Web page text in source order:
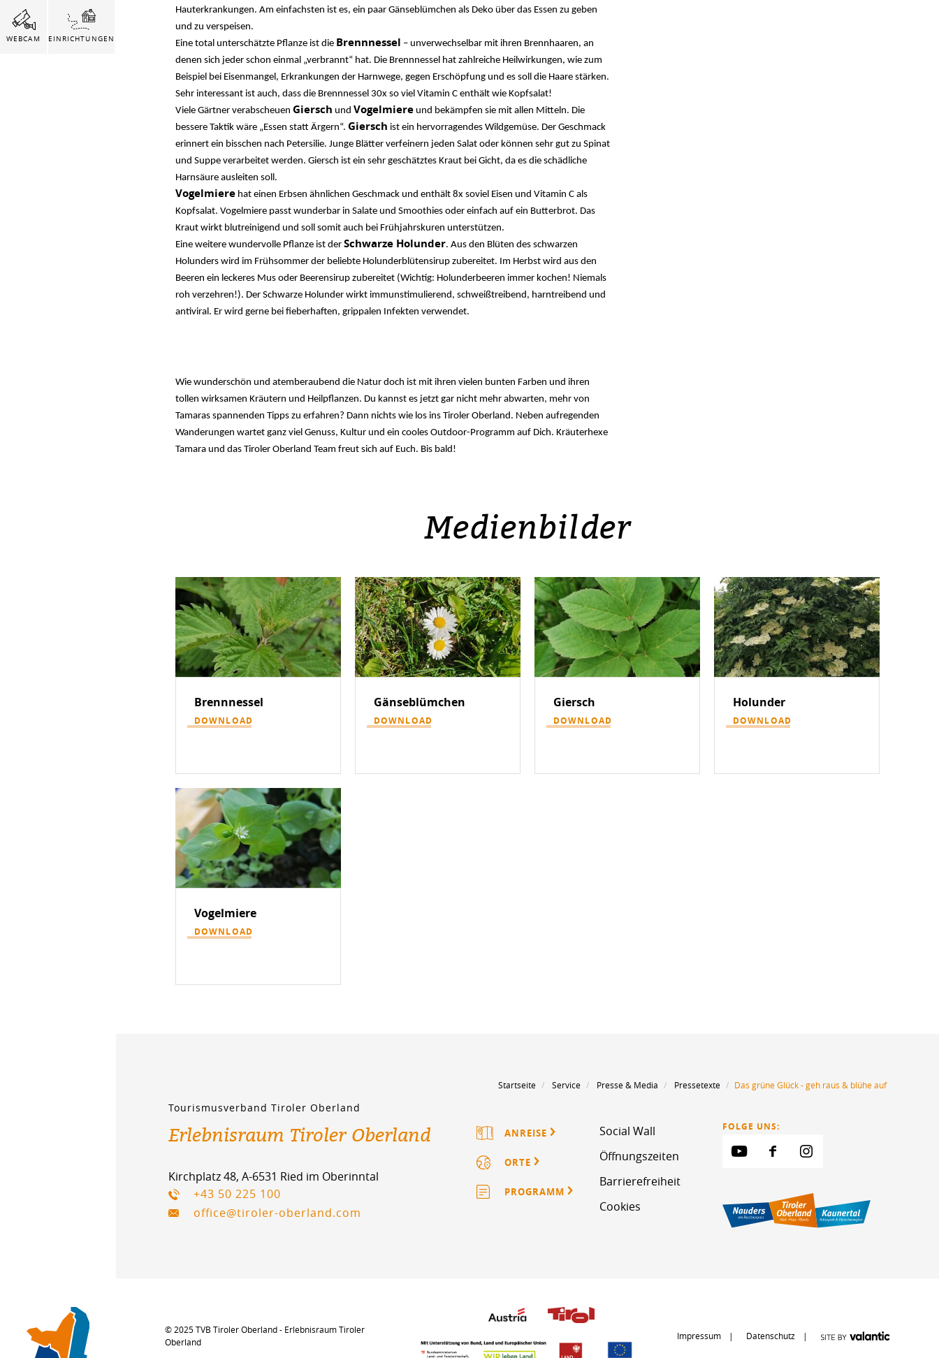
WEBCAM EINRICHTUNGEN
Hauterkrankungen. Am einfachsten ist es, ein paar Gänseblümchen als Deko über das Essen zu geben
und zu verspeisen.
Eine total unterschätzte Pflanze ist die Brennnessel – unverwechselbar mit ihren Brennhaaren, an
denen sich jeder schon einmal „verbrannt“ hat. Die Brennnessel hat zahlreiche Heilwirkungen, wie zum
Beispiel bei Eisenmangel, Erkrankungen der Harnwege, gegen Erschöpfung und es soll die Haare stärken.
Sehr interessant ist auch, dass die Brennnessel 30x so viel Vitamin C enthält wie Kopfsalat!
Viele Gärtner verabscheuen Giersch und Vogelmiere und bekämpfen sie mit allen Mitteln. Die
bessere Taktik wäre „Essen statt Ärgern“. Giersch ist ein hervorragendes Wildgemüse. Der Geschmack
erinnert ein bisschen nach Petersilie. Junge Blätter verfeinern jeden Salat oder können sehr gut zu Spinat
und Suppe verarbeitet werden. Giersch ist ein sehr geschätztes Kraut bei Gicht, da es die schädliche
Harnsäure ausleiten soll.
Vogelmiere hat einen Erbsen ähnlichen Geschmack und enthält 8x soviel Eisen und Vitamin C als
Kopfsalat. Vogelmiere passt wunderbar in Salate und Smoothies oder einfach auf ein Butterbrot. Das
Kraut wirkt blutreinigend und soll somit auch bei Frühjahrskuren unterstützen.
Eine weitere wundervolle Pflanze ist der Schwarze Holunder. Aus den Blüten des schwarzen
Holunders wird im Frühsommer der beliebte Holunderblütensirup zubereitet. Im Herbst wird aus den
Beeren ein leckeres Mus oder Beerensirup zubereitet (Wichtig: Holunderbeeren immer kochen! Niemals
roh verzehren!). Der Schwarze Holunder wirkt immunstimulierend, schweißtreibend, harntreibend und
antiviral. Er wird gerne bei fieberhaften, grippalen Infekten verwendet.
Wie wunderschön und atemberaubend die Natur doch ist mit ihren vielen bunten Farben und ihren
tollen wirksamen Kräutern und Heilpflanzen. Du kannst es jetzt gar nicht mehr abwarten, mehr von
Tamaras spannenden Tipps zu erfahren? Dann nichts wie los ins Tiroler Oberland. Neben aufregenden
Wanderungen wartet ganz viel Genuss, Kultur und ein cooles Outdoor-Programm auf Dich. Kräuterhexe
Tamara und das Tiroler Oberland Team freut sich auf Euch. Bis bald!
Medienbilder
Brennnessel
DOWNLOAD
Gänseblümchen
DOWNLOAD
Giersch
DOWNLOAD
Holunder
DOWNLOAD
Vogelmiere
DOWNLOAD
Startseite Service Presse & Media Pressetexte Das grüne Glück - geh raus & blühe auf
Tourismusverband Tiroler Oberland
Erlebnisraum Tiroler Oberland
Kirchplatz 48, A-6531 Ried im Oberinntal
+43 50 225 100
office@tiroler-oberland.com
ANREISE
ORTE
PROGRAMM
Social Wall
Öffnungszeiten
Barrierefreiheit
Cookies
FOLGE UNS:
© 2025 TVB Tiroler Oberland - Erlebnisraum Tiroler
Oberland
Impressum Datenschutz